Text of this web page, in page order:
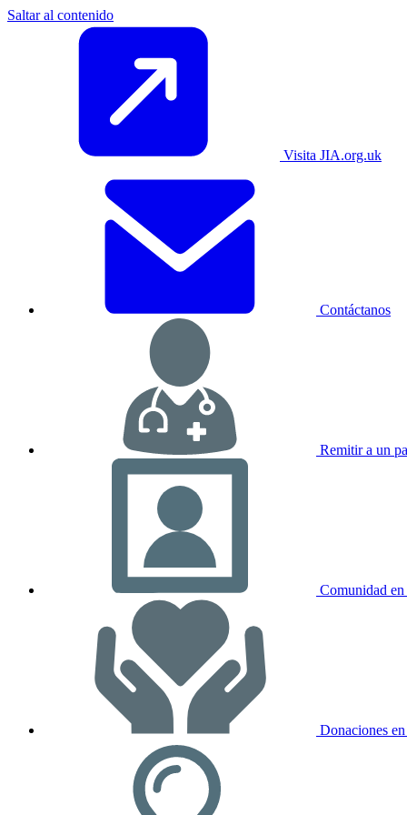
Saltar al contenido
Visita JIA.org.uk
Contáctanos
Remitir a un
Comunidad en
Donaciones